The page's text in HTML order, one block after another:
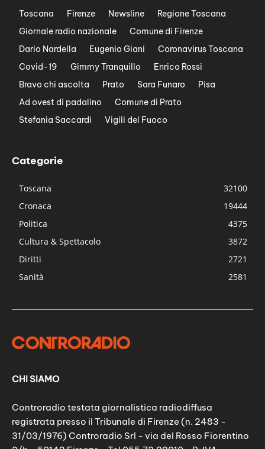
Toscana Firenze Newsline
Regione Toscana
Giornale radio nazionale
Comune di Firenze
Dario Nardella
Eugenio Giani
Coronavirus Toscana
Covid-19
Gimmy Tranquillo
Enrico Rossi
Bravo chi ascolta
Prato Sara Funaro
Pisa
Ad ovest di padalino
Comune di Prato
Stefania Saccardi
Vigili del Fuoco
Categorie
Toscana
32100
Cronaca
19444
Politica
4375
Cultura & Spettacolo
3872
Diritti
2721
Sanità
2581
CHI SIAMO
Controradio testata giornalistica radiodiffusa
registrata presso il Tribunale di Firenze (n. 2483 -
31/03/1976) Controradio Srl - via del Rosso Fiorentino